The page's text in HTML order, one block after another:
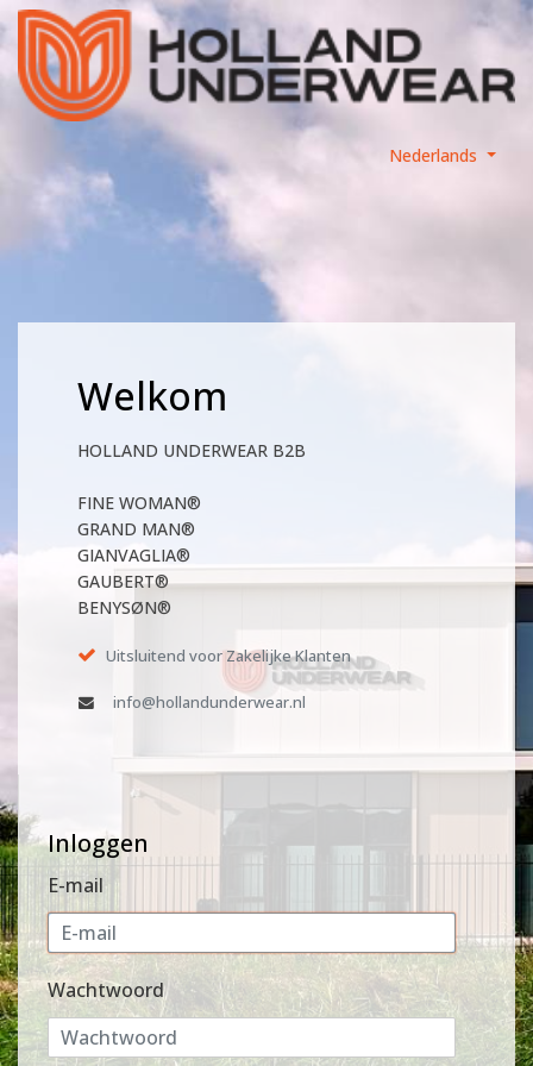
Nederlands
Welkom
HOLLAND UNDERWEAR B2B
FINE WOMAN®
GRAND MAN®
GIANVAGLIA®
GAUBERT®
BENYSØN®
Uitsluitend voor Zakelijke Klanten
info@hollandunderwear.nl
Inloggen
E-mail
Wachtwoord